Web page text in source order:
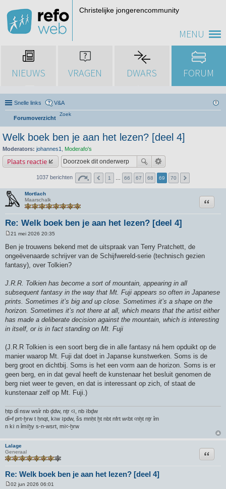
MENU
Christelijke jongerencommunity
NIEUWS VRAGEN DWARS FORUM
Snelle links V&A
Forumoverzicht
Zoek
Welk boek ben je aan het lezen? [deel 4]
Moderators: johannes1 Moderafo's
Plaats reactie
1037 berichten 1 66 67 68 69 70
Mortlach
Maarschalk
Re: Welk boek ben je aan het lezen? [deel 4]
Citeer
r
i
h
21 mei 2026 20:35
Ben je trouwens bekend met de uitspraak van Terry Pratchett, de
ongeëvenaarde schrijver van de Schijfwereld-serie (technisch gezien
fantasy), over Tolkien?
J.R.R. Tolkien has become a sort of mountain, appearing in all
subsequent fantasy in the way that Mt. Fuji appears so often in Japanese
prints. Sometimes it’s big and up close. Sometimes it’s a shape on the
horizon. Sometimes it’s not there at all, which means that the artist either
has made a deliberate decision against the mountain, which is interesting
in itself, or is in fact standing on Mt. Fuji
(J.R.R Tolkien is een soort berg die in alle fantasy ná hem opduikt op de
manier waarop Mt. Fuji dat doet in Japanse kunstwerken. Soms is de
berg groot en dichtbij. Soms is het een vorm aan de horizon. Soms is er
geen berg, en in dat geval heeft de kunstenaar het besluit genomen de
berg niet weer te geven, en dat is interessant op zich, of staat de
kunstenaar zelf op Mt. Fuji.)
ḥtp dỉ nsw wsỉr nb ḏdw, nṯr ꜥꜣ, nb ꜣbḏw
dỉ=f prt-ḫrw t ḥnqt, kꜣw ꜣpdw, šs mnḥt ḫt nbt nfrt wꜥbt ꜥnḫt nṯr ỉm
n kꜣ n ỉmꜣḫy s-n-wsrt, mꜣꜥ-ḫrw
Lalage
Generaal
Re: Welk boek ben je aan het lezen? [deel 4]
Citeer
02 jun 2026 06:01